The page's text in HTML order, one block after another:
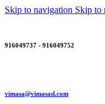
Skip to navigation Skip to
916049737 - 916049752
vimasa@vimasasl.com